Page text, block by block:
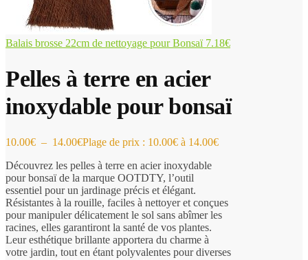
Balais brosse 22cm de nettoyage pour Bonsaï 7.18€
Pelles à terre en acier
inoxydable pour bonsaï
10.00€ – 14.00€Plage de prix : 10.00€ à 14.00€
Découvrez les pelles à terre en acier inoxydable
pour bonsaï de la marque OOTDTY, l’outil
essentiel pour un jardinage précis et élégant.
Résistantes à la rouille, faciles à nettoyer et conçues
pour manipuler délicatement le sol sans abîmer les
racines, elles garantiront la santé de vos plantes.
Leur esthétique brillante apportera du charme à
votre jardin, tout en étant polyvalentes pour diverses